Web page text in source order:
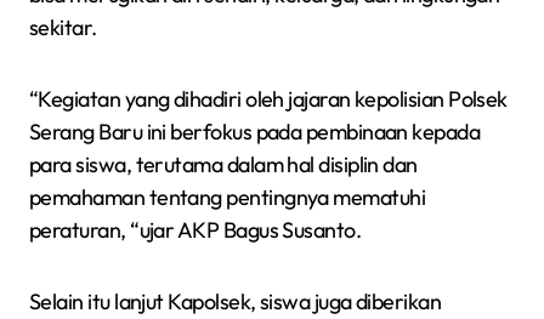
sekitar.
“Kegiatan yang dihadiri oleh jajaran kepolisian Polsek
Serang Baru ini berfokus pada pembinaan kepada
para siswa, terutama dalam hal disiplin dan
pemahaman tentang pentingnya mematuhi
peraturan, “ujar AKP Bagus Susanto.
Selain itu lanjut Kapolsek, siswa juga diberikan